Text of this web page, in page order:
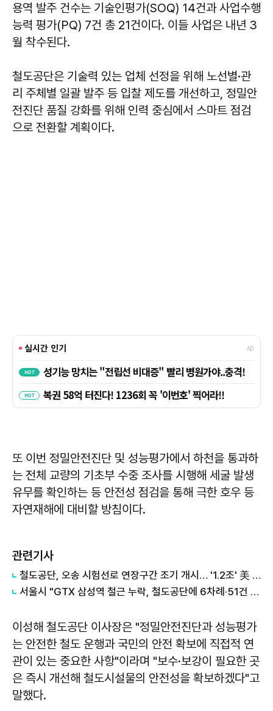
용역 발주 건수는 기술인평가(SOQ) 14건과 사업수행
능력 평가(PQ) 7건 총 21건이다. 이들 사업은 내년 3
월 착수된다.
철도공단은 기술력 있는 업체 선정을 위해 노선별·관
리 주체별 일괄 발주 등 입찰 제도를 개선하고, 정밀안
전진단 품질 강화를 위해 인력 중심에서 스마트 점검
으로 전환할 계획이다.
또 이번 정밀안전진단 및 성능평가에서 하천을 통과하
는 전체 교량의 기초부 수중 조사를 시행해 세굴 발생
유무를 확인하는 등 안전성 점검을 통해 극한 호우 등
자연재해에 대비할 방침이다.
관련기사
철도공단, 오송 시험선로 연장구간 조기 개시… '1.2조' 美 LA 메트로 전동차 검증 속도
서울시 "GTX 삼성역 철근 누락, 철도공단에 6차례·51건 보고"
이성해 철도공단 이사장은 "정밀안전진단과 성능평가
는 안전한 철도 운행과 국민의 안전 확보에 직접적 연
관이 있는 중요한 사항"이라며 "보수·보강이 필요한 곳
은 즉시 개선해 철도시설물의 안전성을 확보하겠다"고
말했다.